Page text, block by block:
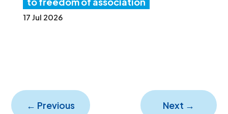
17 Jul 2026
← Previous Next →